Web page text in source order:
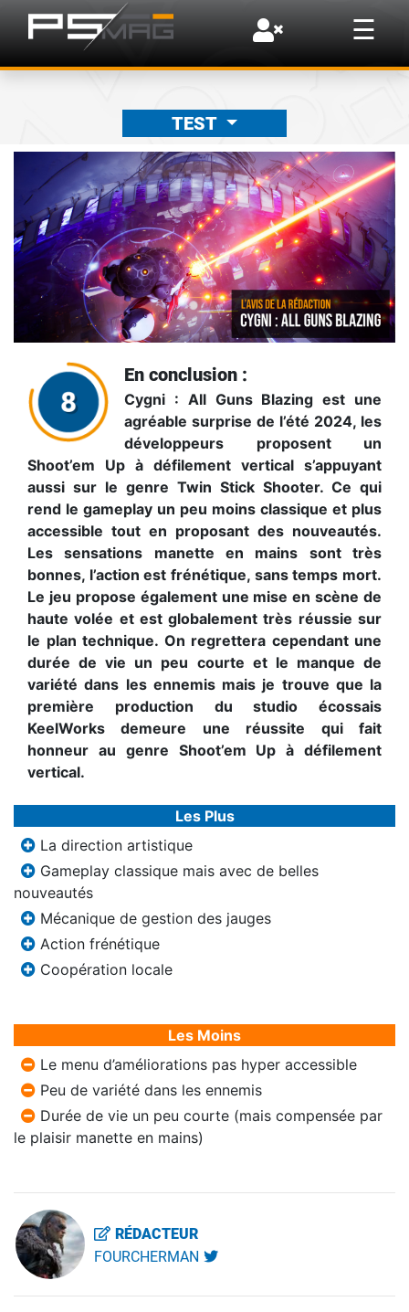
☰
×
TEST
En conclusion :
Cygni : All Guns Blazing est une
agréable surprise de l’été 2024, les
développeurs proposent un
Shoot’em Up à défilement vertical s’appuyant
aussi sur le genre Twin Stick Shooter. Ce qui
rend le gameplay un peu moins classique et plus
accessible tout en proposant des nouveautés.
Les sensations manette en mains sont très
bonnes, l’action est frénétique, sans temps mort.
Le jeu propose également une mise en scène de
haute volée et est globalement très réussie sur
le plan technique. On regrettera cependant une
durée de vie un peu courte et le manque de
variété dans les ennemis mais je trouve que la
première production du studio écossais
KeelWorks demeure une réussite qui fait
honneur au genre Shoot’em Up à défilement
vertical.
Les Plus
La direction artistique
Gameplay classique mais avec de belles
nouveautés
Mécanique de gestion des jauges
Action frénétique
Coopération locale
Les Moins
Le menu d’améliorations pas hyper accessible
Peu de variété dans les ennemis
Durée de vie un peu courte (mais compensée par
le plaisir manette en mains)
RÉDACTEUR
FOURCHERMAN